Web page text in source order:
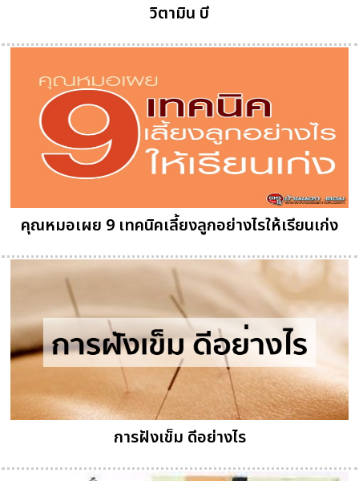
วิตามิน บี
คุณหมอเผย 9 เทคนิคเลี้ยงลูกอย่างไรให้เรียนเก่ง
การฝังเข็ม ดีอย่างไร